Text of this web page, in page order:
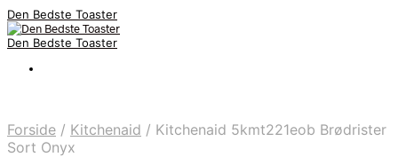
Den Bedste Toaster
Den Bedste Toaster
Forside / Kitchenaid / Kitchenaid 5kmt221eob Brødrister
Sort Onyx